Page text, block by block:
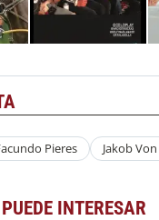
Pieres Jakob
INTERESAR